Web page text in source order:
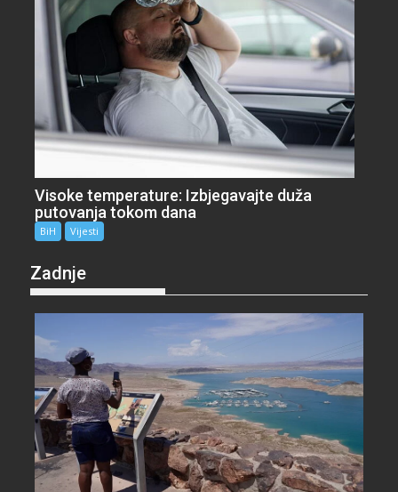
Visoke temperature: Izbjegavajte duža
putovanja tokom dana
BiH Vijesti
Zadnje